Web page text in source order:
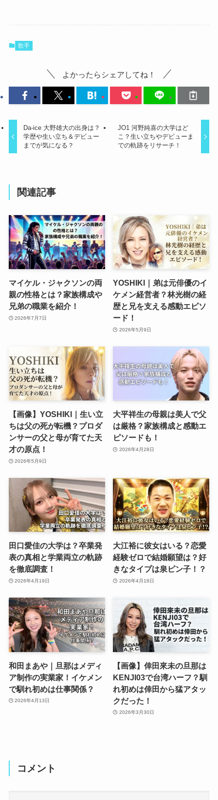
歌手
よかったらシェアしてね！
Da-ice 大野雄大の出身は？
学歴や生い立ち＆デビュー
までが気になる？
JO1 河野純喜の大学はど
こ？生い立ちやデビューま
での軌跡をリサーチ！
関連記事
マイケル・ジャクソンの両
親の性格とは？家族構成や
兄弟の職業を紹介！
2026年7月7日
YOSHIKI｜弟は元俳優のイ
ケメン経営者？林光樹の経
歴と兄を支える感動エピソ
ード！
2026年5月9日
【画像】YOSHIKI｜生い立
ちは父の死が転機？プロダ
ンサーの父と母が育てた天
才の原点！
2026年5月9日
大平祥生の母親は美人で父
は厳格？家族構成と感動エ
ピソードも！
2026年4月28日
田口愛佳の大学は？卒業発
表の真相と学業両立の軌跡
を徹底調査！
2026年4月19日
大江裕に彼女はいる？恋愛
経験ゼロで結婚願望は？好
きなタイプは泉ピン子！？
2026年4月18日
和田まあや｜旦那はメディ
ア制作の実業家！イケメン
で馴れ初めは仕事関係？
2026年4月13日
【画像】倖田來未の旦那は
KENJI03で台湾ハーフ？馴
れ初めは倖田から猛アタッ
クだった！
2026年3月30日
コメント